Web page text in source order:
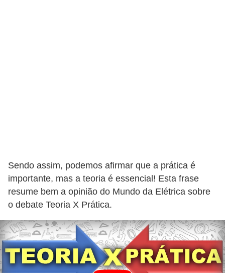
Sendo assim, podemos afirmar que a prática é
importante, mas a teoria é essencial! Esta frase
resume bem a opinião do Mundo da Elétrica sobre
o debate Teoria X Prática.
e
t
r
i
c
i
s